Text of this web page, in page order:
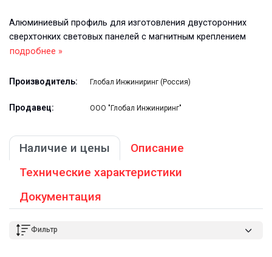
Алюминиевый профиль для изготовления двусторонних
сверхтонких световых панелей с магнитным креплением
подробнее »
Производитель: Глобал Инжиниринг (Россия)
Продавец: ООО "Глобал Инжиниринг"
Наличие и цены
Описание
Технические характеристики
Документация
Фильтр